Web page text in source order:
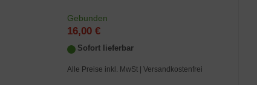
Gebunden
16,00 €
Sofort lieferbar
Alle Preise inkl. MwSt | Versandkostenfrei